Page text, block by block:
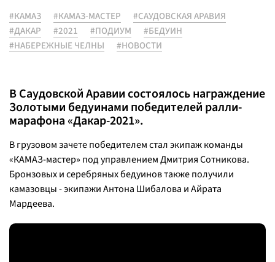
#КАМАЗ #КАМАЗ-МАСТЕР
#САУДОВСКАЯ АРАВИЯ
#ДАКАР
#2021 #ПОДИУМ
#БЕДУИН
#НАБЕРЕЖНЫЕ ЧЕЛНЫ
#НОВОСТИ
В Саудовской Аравии состоялось награждение
Золотыми бедуинами победителей ралли-
марафона «Дакар-2021».
В грузовом зачете победителем стал экипаж команды
«КАМАЗ-мастер» под управлением Дмитрия Сотникова.
Бронзовых и серебряных бедуинов также получили
камазовцы - экипажи Антона Шибалова и Айрата
Мардеева.